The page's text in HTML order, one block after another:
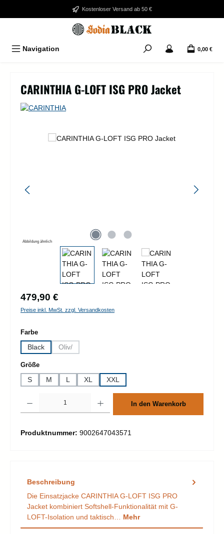
Zum Hauptinhalt springenKostenloser Versand ab 50 €
Navigation 0,00 €
CARINTHIA G-LOFT ISG PRO Jacket
Bildergalerie überspringen
Abbildung ähnlich
Regulärer Preis:
479,90 €
Preise inkl. MwSt. zzgl. Versandkosten
Farbeauswählen
Black Oliv/
(Diese Option ist zurzeit nicht verfügbar.)
Größeauswählen
S M L XL XXL
In den Warenkorb
Produktnummer: 9002647043571
Beschreibung
Die Einsatzjacke CARINTHIA G-LOFT ISG PRO
Jacket kombiniert Softshell-Funktionalität mit G-
LOFT-Isolation und taktisch… Mehr